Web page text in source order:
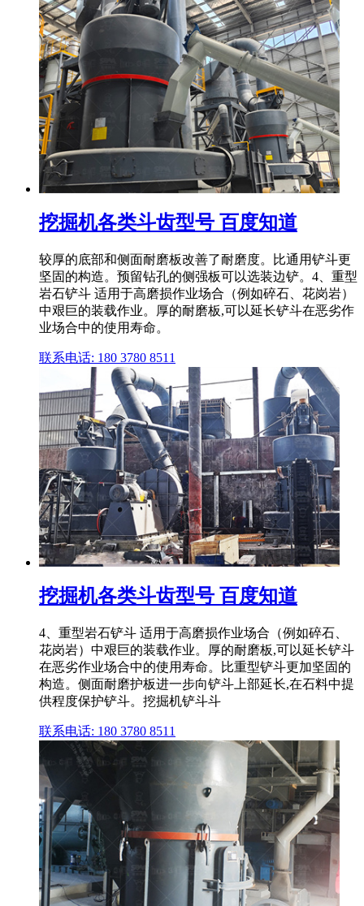
挖掘机各类斗齿型号 百度知道
较厚的底部和侧面耐磨板改善了耐磨度。比通用铲斗更
坚固的构造。预留钻孔的侧强板可以选装边铲。4、重型
岩石铲斗 适用于高磨损作业场合（例如碎石、花岗岩）
中艰巨的装载作业。厚的耐磨板,可以延长铲斗在恶劣作
业场合中的使用寿命。
联系电话: 180 3780 8511
挖掘机各类斗齿型号 百度知道
4、重型岩石铲斗 适用于高磨损作业场合（例如碎石、
花岗岩）中艰巨的装载作业。厚的耐磨板,可以延长铲斗
在恶劣作业场合中的使用寿命。比重型铲斗更加坚固的
构造。侧面耐磨护板进一步向铲斗上部延长,在石料中提
供程度保护铲斗。挖掘机铲斗斗
联系电话: 180 3780 8511